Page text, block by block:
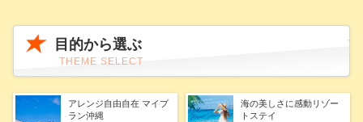
目的から選ぶ
THEME SELECT
アレンジ自由自在 マイプ
ラン沖縄
海の美しさに感動リゾー
トステイ